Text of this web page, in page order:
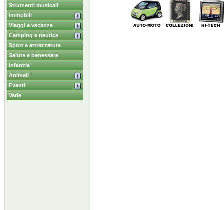
Strumenti musicali
Immobili
Viaggi e vacanze
Camping e nautica
Sport e attrezzature
Salute e benessere
Infanzia
Animali
Eventi
Varie